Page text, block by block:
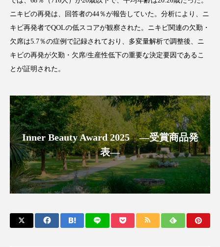
アンチエイジング アンチソリチュード
インタビュー インナービューティー 冷え
ウェアラブルデバイス ウェルネス
ウェルビーイング エイジングケア
エクソソーム オーガニック オゾン
カウンセラー カウンセリング
カカイオイル ガジェット キーワード
クルエルティフリー クレンジング
ニキビの再発は、回答者の44％が報告していた。分析により、ニ
キビ再発者でQOLの低スコアが観察された。ニキビ関連の欠勤・
欠席は5.7％の症例で記録されており、多変量解析で調整後、ニ
キビの再発が欠勤・欠席/生産性低下の重要な決定要因であるこ
とが証明された。
Inner Beauty Award 2025 ―受賞商品発
表―